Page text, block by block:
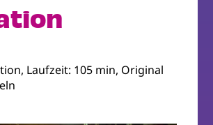
Laufzeit: 105 min, Original